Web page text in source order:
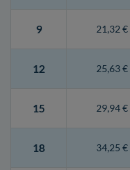
9 21,32 €
12 25,63 €
15 29,94 €
18 34,25 €